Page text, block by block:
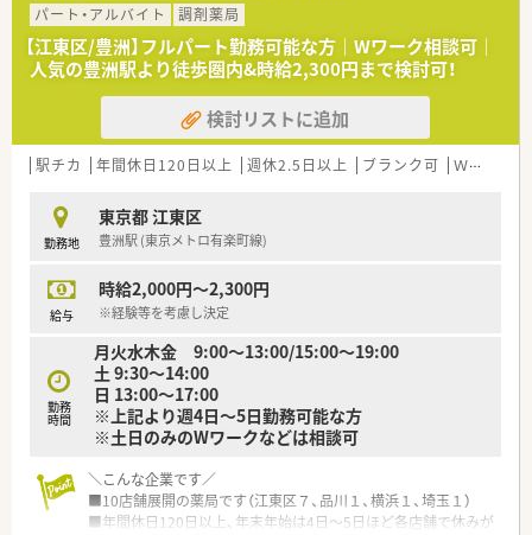
〇業務内容〇
■入院患者様の調剤、監査、配薬（外来は院外処方です）
■注射調剤（抗がん剤ミキシング業務あり）
■病棟業務
■持参薬鑑別、持参薬管理
〇こんな方にオススメ〇
■病院未経験の方で、病院薬剤師を目指したい方！
■週3日程度で勤務できる方必見♪
パート・アルバイト
調剤薬局
【江東区/豊洲】フルパート勤務可能な方｜Wワーク相談可｜
人気の豊洲駅より徒歩圏内&時給2,300円まで検討可！
検討リストに追加
駅チカ 年間休日120日以上 週休2.5日以上 ブランク可 Ｗワーク可
勤務地
東京都 江東区
豊洲駅 (東京メトロ有楽町線)
給与
時給2,000円～2,300円
※経験等を考慮し決定
勤務
時間
月火水木金 9:00～13:00/15:00～19:00
土 9:30～14:00
日 13:00～17:00
※上記より週4日～5日勤務可能な方
※土日のみのWワークなどは相談可
＼こんな企業です／
■10店舗展開の薬局です（江東区７、品川１、横浜１、埼玉１）
■年間休日120日以上、年末年始は4日～5日ほど各店舗で休みが